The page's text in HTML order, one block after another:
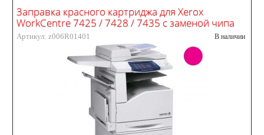
Заправка красного картриджа для Xerox
WorkCentre 7425 / 7428 / 7435 с заменой чипа
Артикул: z006R01401 В наличии